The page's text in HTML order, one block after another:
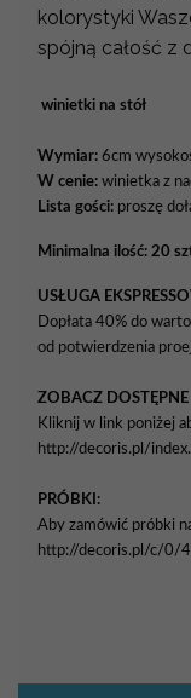
kolorystyki
spójną całość z
winietki na stół
Wymiar: 6cm
W cenie: winietka z
Lista gości: proszę
Minimalna ilość: 20
USŁUGA
Dopłata 40% do
od potwierdzenia
ZOBACZ
Kliknij w link poniżej
http://decoris.pl/
PRÓBKI:
Aby zamówić próbki
http://decoris.pl/c/0/